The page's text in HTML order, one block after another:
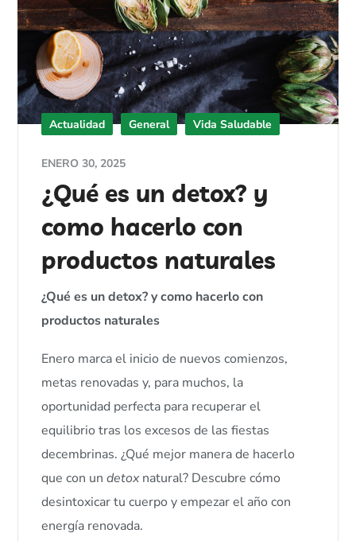
Actualidad General Vida Saludable
ENERO 30, 2025
¿Qué es un detox? y
como hacerlo con
productos naturales
¿Qué es un detox? y como hacerlo con
productos naturales
Enero marca el inicio de nuevos comienzos,
metas renovadas y, para muchos, la
oportunidad perfecta para recuperar el
equilibrio tras los excesos de las fiestas
decembrinas. ¿Qué mejor manera de hacerlo
que con undetoxnatural? Descubre cómo
desintoxicar tu cuerpo y empezar el año con
energía renovada.